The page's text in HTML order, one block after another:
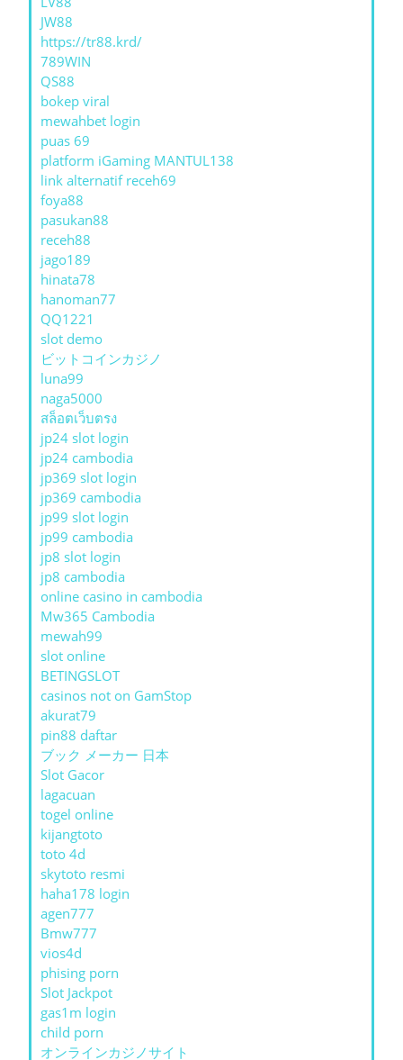
JW88
https://tr88.krd/
789WIN
QS88
bokep viral
mewahbet login
puas 69
platform iGaming MANTUL138
link alternatif receh69
foya88
pasukan88
receh88
jago189
hinata78
hanoman77
QQ1221
slot demo
ビットコインカジノ
luna99
naga5000
สล็อตเว็บตรง
jp24 slot login
jp24 cambodia
jp369 slot login
jp369 cambodia
jp99 slot login
jp99 cambodia
jp8 slot login
jp8 cambodia
online casino in cambodia
Mw365 Cambodia
mewah99
slot online
BETINGSLOT
casinos not on GamStop
akurat79
pin88 daftar
ブック メーカー 日本
Slot Gacor
lagacuan
togel online
kijangtoto
toto 4d
skytoto resmi
haha178 login
agen777
Bmw777
vios4d
phising porn
Slot Jackpot
gas1m login
child porn
オンラインカジノサイト